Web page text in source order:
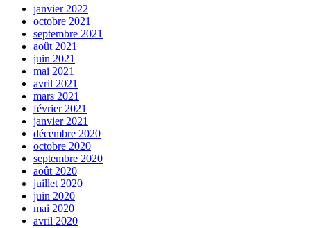
janvier 2022
octobre 2021
septembre 2021
août 2021
juin 2021
mai 2021
avril 2021
mars 2021
février 2021
janvier 2021
décembre 2020
octobre 2020
septembre 2020
août 2020
juillet 2020
juin 2020
mai 2020
avril 2020